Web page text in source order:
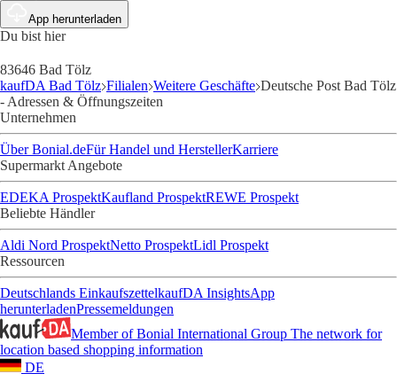
App herunterladen
Du bist hier
83646 Bad Tölz
kaufDA Bad Tölz Filialen Weitere Geschäfte Deutsche Post Bad Tölz
- Adressen & Öffnungszeiten
Unternehmen
Über Bonial.deFür Handel und HerstellerKarriere
Supermarkt Angebote
EDEKA ProspektKaufland ProspektREWE Prospekt
Beliebte Händler
Aldi Nord ProspektNetto ProspektLidl Prospekt
Ressourcen
Deutschlands EinkaufszettelkaufDA InsightsApp
herunterladenPressemeldungen
Member of Bonial International Group The network for
location based shopping information
DE